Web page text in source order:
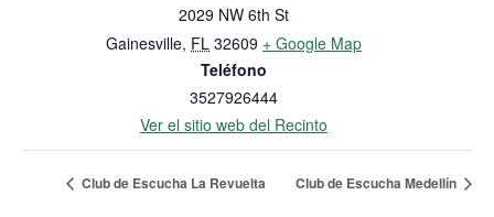
2029 NW 6th St
Gainesville, FL 32609 + Google Map
Teléfono
3527926444
Ver el sitio web del Recinto
Club de Escucha La Revuelta Club de Escucha Medellín